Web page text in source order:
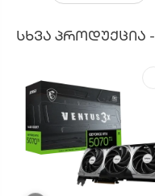
ᲡᲮᲕᲐ ᲞᲠᲝᲓᲣᲥᲪᲘᲐ -